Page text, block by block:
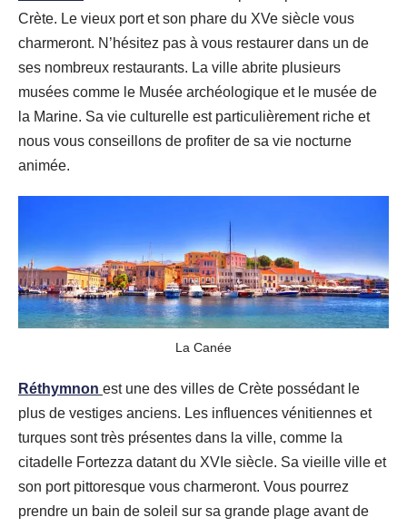
Crète. Le vieux port et son phare du XVe siècle vous
charmeront. N’hésitez pas à vous restaurer dans un de
ses nombreux restaurants. La ville abrite plusieurs
musées comme le Musée archéologique et le musée de
la Marine. Sa vie culturelle est particulièrement riche et
nous vous conseillons de profiter de sa vie nocturne
animée.
La Canée
Réthymnon est une des villes de Crète possédant le
plus de vestiges anciens. Les influences vénitiennes et
turques sont très présentes dans la ville, comme la
citadelle Fortezza datant du XVIe siècle. Sa vieille ville et
son port pittoresque vous charmeront. Vous pourrez
prendre un bain de soleil sur sa grande plage avant de